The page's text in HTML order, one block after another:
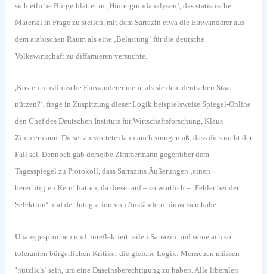
sich etliche Bürgerblätter in ‚Hintergrundanalysen‘, das statistische
Material in Frage zu stellen, mit dem Sarrazin etwa die Einwanderer aus
dem arabischen Raum als eine ‚Belastung‘ für die deutsche
Volkswirtschaft zu diffamieren versuchte.
‚Kosten muslimische Einwanderer mehr, als sie dem deutschen Staat
nützen?‘, frage in Zuspitzung dieser Logik beispielsweise Spiegel-Online
den Chef des Deutschen Instituts für Wirtschaftsforschung, Klaus
Zimmermann. Dieser antwortete dann auch sinngemäß, dass dies nicht der
Fall sei. Dennoch gab derselbe Zimmermann gegenüber dem
Tagesspiegel zu Protokoll, dass Sarrazins Äußerungen ‚einen
berechtigten Kern‘ hätten, da dieser auf – so wörtlich – ‚Fehler bei der
Selektion‘ und der Integration von Ausländern hinweisen habe.
Unausgesprochen und unreflektiert teilen Sarrazin und seine ach so
toleranten bürgerlichen Kritiker die gleiche Logik: Menschen müssen
’nützlich‘ sein, um eine Daseinsberechtigung zu haben. Alle liberalen